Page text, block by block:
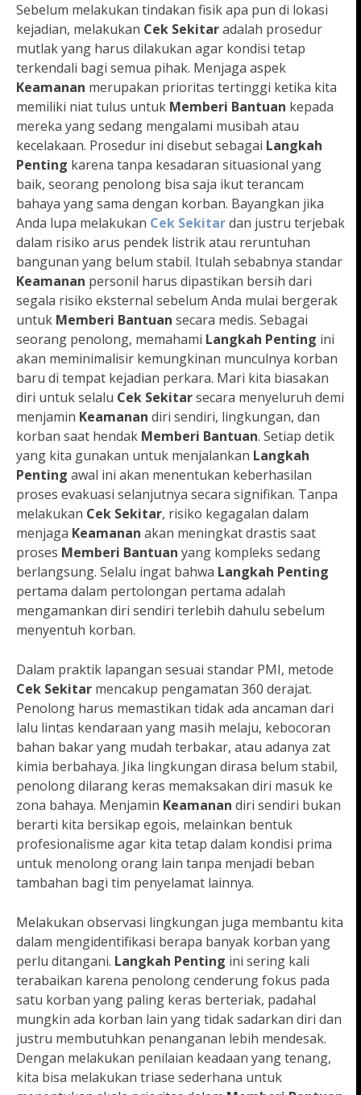
Sebelum melakukan tindakan fisik apa pun di lokasi
kejadian, melakukan Cek Sekitaradalah prosedur
mutlak yang harus dilakukan agar kondisi tetap
terkendali bagi semua pihak. Menjaga aspek
Keamanan merupakan prioritas tertinggi ketika kita
memiliki niat tulus untuk Memberi Bantuan kepada
mereka yang sedang mengalami musibah atau
kecelakaan. Prosedur ini disebut sebagai Langkah
Penting karena tanpa kesadaran situasional yang
baik, seorang penolong bisa saja ikut terancam
bahaya yang sama dengan korban. Bayangkan jika
Anda lupa melakukan Cek Sekitardan justru terjebak
dalam risiko arus pendek listrik atau reruntuhan
bangunan yang belum stabil. Itulah sebabnya standar
Keamanan personil harus dipastikan bersih dari
segala risiko eksternal sebelum Anda mulai bergerak
untuk Memberi Bantuan secara medis. Sebagai
seorang penolong, memahami Langkah Penting ini
akan meminimalisir kemungkinan munculnya korban
baru di tempat kejadian perkara. Mari kita biasakan
diri untuk selalu Cek Sekitarsecara menyeluruh demi
menjamin Keamanan diri sendiri, lingkungan, dan
korban saat hendak Memberi Bantuan. Setiap detik
yang kita gunakan untuk menjalankan Langkah
Penting awal ini akan menentukan keberhasilan
proses evakuasi selanjutnya secara signifikan. Tanpa
melakukan Cek Sekitar, risiko kegagalan dalam
menjaga Keamanan akan meningkat drastis saat
proses Memberi Bantuan yang kompleks sedang
berlangsung. Selalu ingat bahwa Langkah Penting
pertama dalam pertolongan pertama adalah
mengamankan diri sendiri terlebih dahulu sebelum
menyentuh korban.
Dalam praktik lapangan sesuai standar PMI, metode
Cek Sekitar mencakup pengamatan 360 derajat.
Penolong harus memastikan tidak ada ancaman dari
lalu lintas kendaraan yang masih melaju, kebocoran
bahan bakar yang mudah terbakar, atau adanya zat
kimia berbahaya. Jika lingkungan dirasa belum stabil,
penolong dilarang keras memaksakan diri masuk ke
zona bahaya. Menjamin Keamanan diri sendiri bukan
berarti kita bersikap egois, melainkan bentuk
profesionalisme agar kita tetap dalam kondisi prima
untuk menolong orang lain tanpa menjadi beban
tambahan bagi tim penyelamat lainnya.
Melakukan observasi lingkungan juga membantu kita
dalam mengidentifikasi berapa banyak korban yang
perlu ditangani. Langkah Penting ini sering kali
terabaikan karena penolong cenderung fokus pada
satu korban yang paling keras berteriak, padahal
mungkin ada korban lain yang tidak sadarkan diri dan
justru membutuhkan penanganan lebih mendesak.
Dengan melakukan penilaian keadaan yang tenang,
kita bisa melakukan triase sederhana untuk